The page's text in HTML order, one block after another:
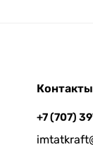
Контакты
+7 (707)